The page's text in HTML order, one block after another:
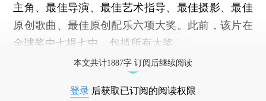
主角、最佳导演、最佳艺术指导、最佳摄影、最佳
原创歌曲、最佳原创配乐六项大奖。此前，该片在
金球奖中七提七中，包揽所有大奖。
本文共计1887字 订阅后继续阅读
登录 后获取已订阅的阅读权限